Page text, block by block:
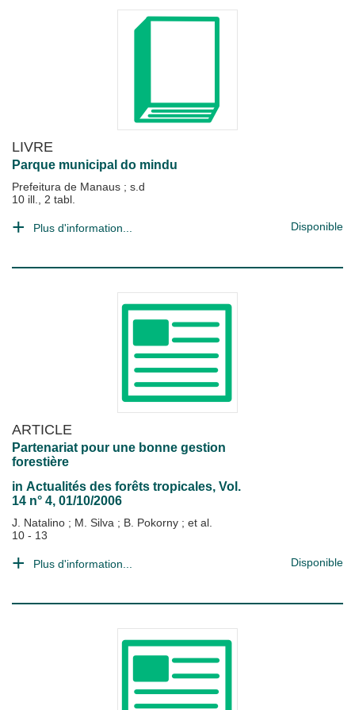
LIVRE
Parque municipal do mindu
Prefeitura de Manaus ; s.d
10 ill., 2 tabl.
Plus d'information... Disponible
ARTICLE
Partenariat pour une bonne gestion
forestière
in Actualités des forêts tropicales, Vol.
14 n° 4, 01/10/2006
J. Natalino ; M. Silva ; B. Pokorny ; et al.
10 - 13
Plus d'information... Disponible